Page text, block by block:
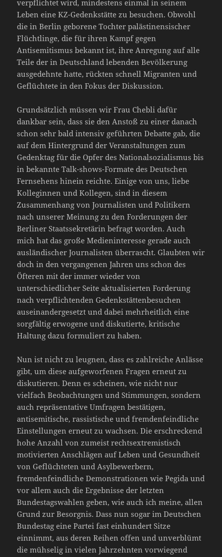
verpflichtet wird, mindestens einmal in seinem
Leben eine KZ-Gedenkstätte zu besuchen. Obwohl
die in Berlin geborene Tochter palästinensischer
Flüchtlinge, die für ihren Kampf gegen
Antisemitismus bekannt ist, ihre Anregung auf alle
Teile der in Deutschland lebenden Bevölkerung
ausgedehnte hatte, rückten schnell Migranten und
Geflüchtete in den Fokus der Diskussion.
Grundsätzlich müssen wir Frau Chebli dafür
dankbar sein, dass sie den Anstoß zu einer danach
schon sehr bald intensiv geführten Debatte gab, die
auf dem Hintergrund der Veranstaltungen zum
Gedenktag für die Opfer des Nationalsozialismus bis
in bekannte Talk-shows-Formate des Deutschen
Fernsehens hinein reichte. Einige von uns, liebe
Kolleginnen und Kollegen, sind in diesem
Zusammenhang von Journalisten und Politikern
nach unserer Meinung zu den Forderungen der
Berliner Staatssekretärin befragt worden. Auch
mich hat das große Medieninteresse gerade auch
ausländischer Journalisten überrascht. Glaubten wir
doch in den vergangenen Jahren uns schon des
Öfteren mit der immer wieder von
unterschiedlicher Seite aktualisierten Forderung
nach verpflichtenden Gedenkstättenbesuchen
auseinandergesetzt und dabei mehrheitlich eine
sorgfältig erwogene und diskutierte, kritische
Haltung dazu formuliert zu haben.
Nun ist nicht zu leugnen, dass es zahlreiche Anlässe
gibt, um diese aufgeworfenen Fragen erneut zu
diskutieren. Denn es scheinen, wie nicht nur
vielfach Beobachtungen und Stimmungen, sondern
auch repräsentative Umfragen bestätigen,
antisemitische, rassistische und fremdenfeindliche
Einstellungen erneut zu wachsen. Die erschreckend
hohe Anzahl von zumeist rechtsextremistisch
motivierten Anschlägen auf Leben und Gesundheit
von Geflüchteten und Asylbewerbern,
fremdenfeindliche Demonstrationen wie Pegida und
vor allem auch die Ergebnisse der letzten
Bundestagswahlen geben, wie auch ich meine, allen
Grund zur Besorgnis. Dass nun sogar im Deutschen
Bundestag eine Partei fast einhundert Sitze
einnimmt, aus deren Reihen offen und unverblümt
die mühselig in vielen Jahrzehnten vorwiegend